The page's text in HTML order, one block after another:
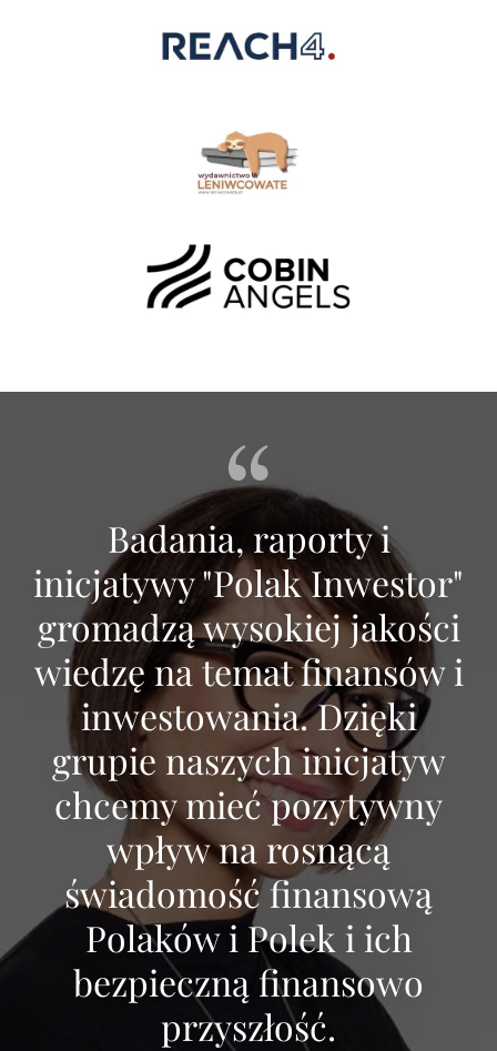
Badania, raporty i
inicjatywy "Polak Inwestor"
gromadzą wysokiej jakości
wiedzę na temat finansów i
inwestowania. Dzięki
grupie naszych inicjatyw
chcemy mieć pozytywny
wpływ na rosnącą
świadomość finansową
Polaków i Polek i ich
bezpieczną finansowo
przyszłość.